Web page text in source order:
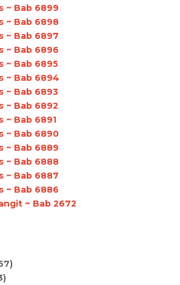
~ Bab 6899
~ Bab 6898
~ Bab 6897
~ Bab 6896
~ Bab 6895
~ Bab 6894
~ Bab 6893
~ Bab 6892
~ Bab 6891
~ Bab 6890
~ Bab 6889
~ Bab 6888
~ Bab 6887
~ Bab 6886
~ Bab 2672